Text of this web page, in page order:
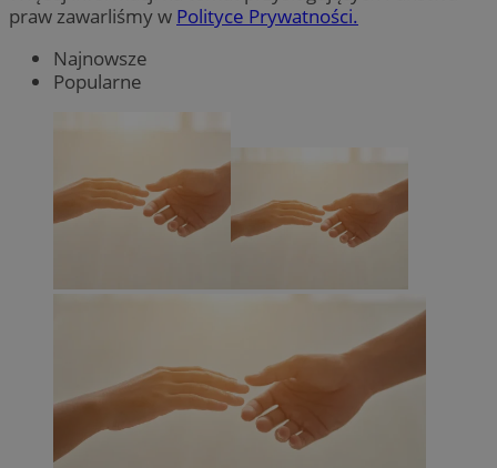
praw zawarliśmy w Polityce Prywatności.
Najnowsze
Popularne